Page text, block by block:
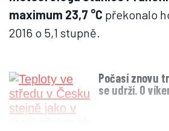
maximum 23,7 °C překonalo
2016 o 5,1 stupně.
Počasí znovu
se udrží. O